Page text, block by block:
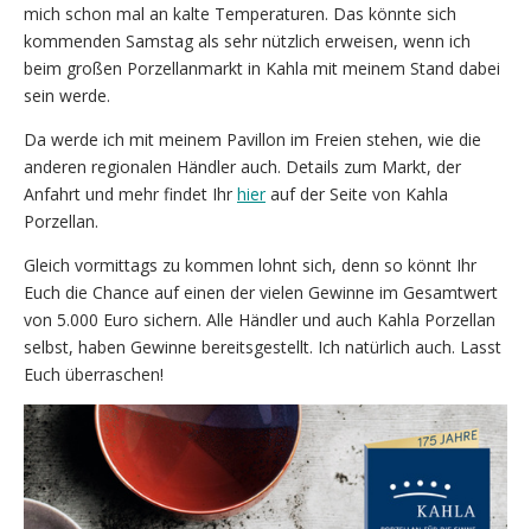
mich schon mal an kalte Temperaturen. Das könnte sich
kommenden Samstag als sehr nützlich erweisen, wenn ich
beim großen Porzellanmarkt in Kahla mit meinem Stand dabei
sein werde.
Da werde ich mit meinem Pavillon im Freien stehen, wie die
anderen regionalen Händler auch. Details zum Markt, der
Anfahrt und mehr findet Ihr hierauf der Seite von Kahla
Porzellan.
Gleich vormittags zu kommen lohnt sich, denn so könnt Ihr
Euch die Chance auf einen der vielen Gewinne im Gesamtwert
von 5.000 Euro sichern. Alle Händler und auch Kahla Porzellan
selbst, haben Gewinne bereitsgestellt. Ich natürlich auch. Lasst
Euch überraschen!